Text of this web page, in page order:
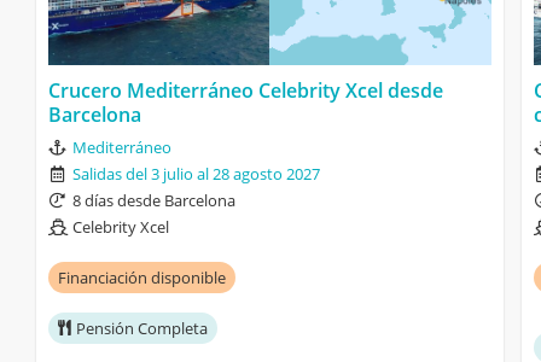
Crucero Mediterráneo Celebrity Xcel desde
Barcelona
Mediterráneo
Salidas del 3 julio al 28 agosto 2027
8 días desde Barcelona
Celebrity Xcel
Financiación disponible
Pensión Completa